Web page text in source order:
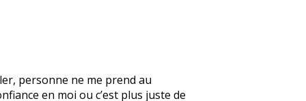
personne ne me prend au
en moi ou c’est plus juste de